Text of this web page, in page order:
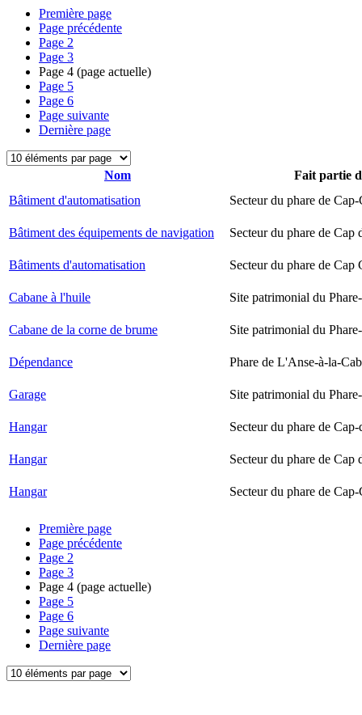
Première page
Page précédente
Page 2
Page 3
Page 4 (page actuelle)
Page 5
Page 6
Page suivante
Dernière page
Nom
Fait partie
Bâtiment d'automatisation
Secteur du phare de Cap-
Bâtiment des équipements de navigation Secteur du phare de Cap
Bâtiments d'automatisation Secteur du phare de Cap
Cabane à l'huile Site patrimonial du
Cabane de la corne de brume Site patrimonial du
Dépendance Phare de L'Anse-à-la-
Garage Site patrimonial du
Hangar Secteur du phare de Cap-
Hangar Secteur du phare de Cap
Hangar Secteur du phare de Cap-
Première page
Page précédente
Page 2
Page 3
Page 4 (page actuelle)
Page 5
Page 6
Page suivante
Dernière page